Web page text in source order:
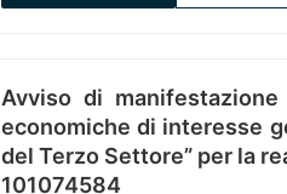
Avviso di
economiche di interesse
del Terzo Settore” per la
101074584